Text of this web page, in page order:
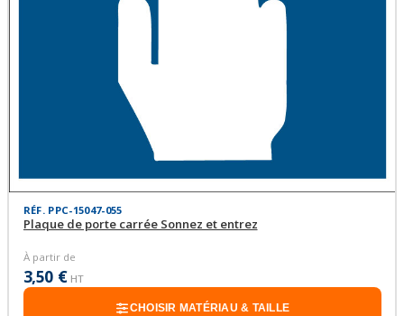
RÉF. PPC-15047-055
Plaque de porte carrée Sonnez et entrez
À partir de
3,50 € HT
CHOISIR MATÉRIAU & TAILLE